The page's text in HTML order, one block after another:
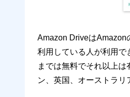
Amazon DriveはAmazon
利用している人が利用で
までは無料でそれ以上
ン、英国、オーストラリ